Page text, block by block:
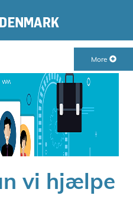
More
vi hjælpe